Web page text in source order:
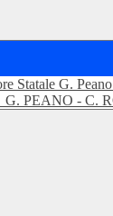
G. PEANO - C.